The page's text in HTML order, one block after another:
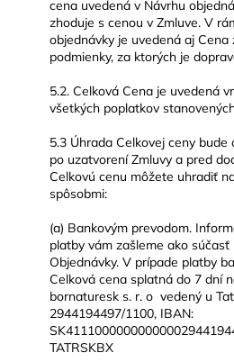
cena uvedená v Návrhu
zhoduje s cenou v Zmluve. V
objednávky je uvedená aj Cena
podmienky, za ktorých je
5.2. Celková Cena je uvedená
všetkých poplatkov
5.3 Úhrada Celkovej ceny
po uzatvorení Zmluvy a pred
Celkovú cenu môžete uhradiť
spôsobmi:
(a) Bankovým prevodom.
platby vám zašleme ako
Objednávky. V prípade platby
Celková cena splatná do 7 dní
bornaturesk s. r. o vedený u
2944194497/1100, IBAN:
TATRSKBX